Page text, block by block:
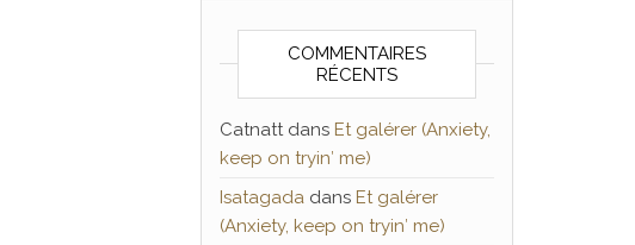
COMMENTAIRES
RÉCENTS
Catnattdans Et galérer (Anxiety,
keep on tryin′ me)
Isatagadadans Et galérer
(Anxiety, keep on tryin′ me)